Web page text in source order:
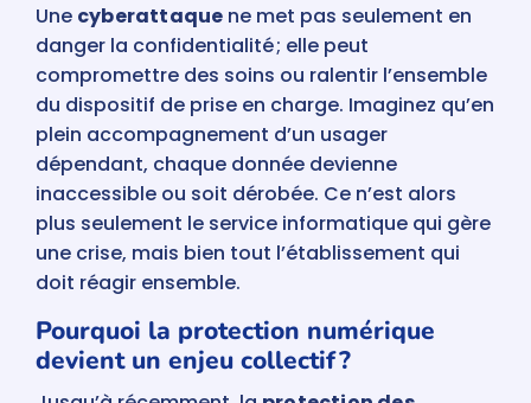
Une cyberattaque ne met pas seulement en
danger la confidentialité ; elle peut
compromettre des soins ou ralentir l’ensemble
du dispositif de prise en charge. Imaginez qu’en
plein accompagnement d’un usager
dépendant, chaque donnée devienne
inaccessible ou soit dérobée. Ce n’est alors
plus seulement le service informatique qui gère
une crise, mais bien tout l’établissement qui
doit réagir ensemble.
Pourquoi la protection numérique
devient un enjeu collectif ?